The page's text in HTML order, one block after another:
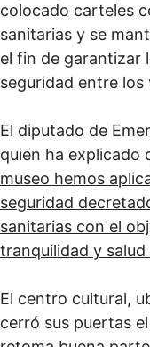
colocado carteles
sanitarias y se
el fin de garantizar
seguridad entre los
El diputado de
quien ha explicado
museo hemos
seguridad
sanitarias con el
tranquilidad y
El centro cultural,
cerró sus puertas